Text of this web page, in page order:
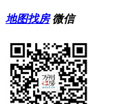
地图找房 微信